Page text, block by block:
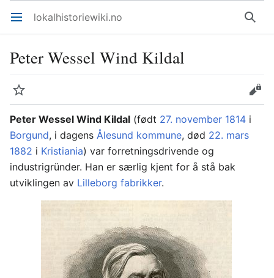
Åpne hovedmenyen lokalhistoriewiki.no Søk
Peter Wessel Wind Kildal
Overvåk
Rediger
Peter Wessel Wind Kildal (født 27. november 1814 i
Borgund, i dagens Ålesund kommune, død 22. mars
1882 i Kristiania) var forretningsdrivende og
industrigründer. Han er særlig kjent for å stå bak
utviklingen av Lilleborg fabrikker.